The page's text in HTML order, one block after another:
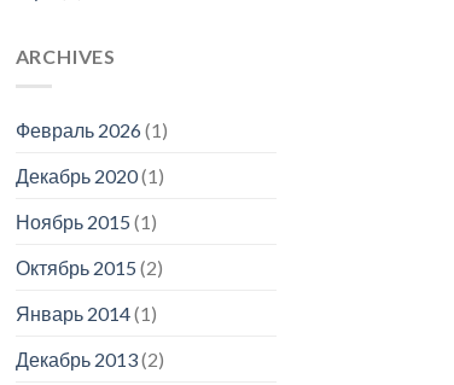
ARCHIVES
Февраль 2026(1)
Декабрь 2020(1)
Ноябрь 2015 (1)
Октябрь 2015 (2)
Январь 2014(1)
Декабрь 2013(2)